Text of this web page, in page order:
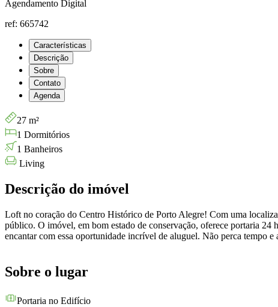
Agendamento Digital
ref: 665742
Características
Descrição
Sobre
Contato
Agenda
27 m²
1 Dormitórios
1 Banheiros
Living
Descrição do imóvel
Loft no coração do Centro Histórico de Porto Alegre! Com uma
público. O imóvel, em bom estado de conservação, oferece portaria 24
encantar com essa oportunidade incrível de aluguel. Não perca tempo
Sobre o lugar
Portaria no Edifício